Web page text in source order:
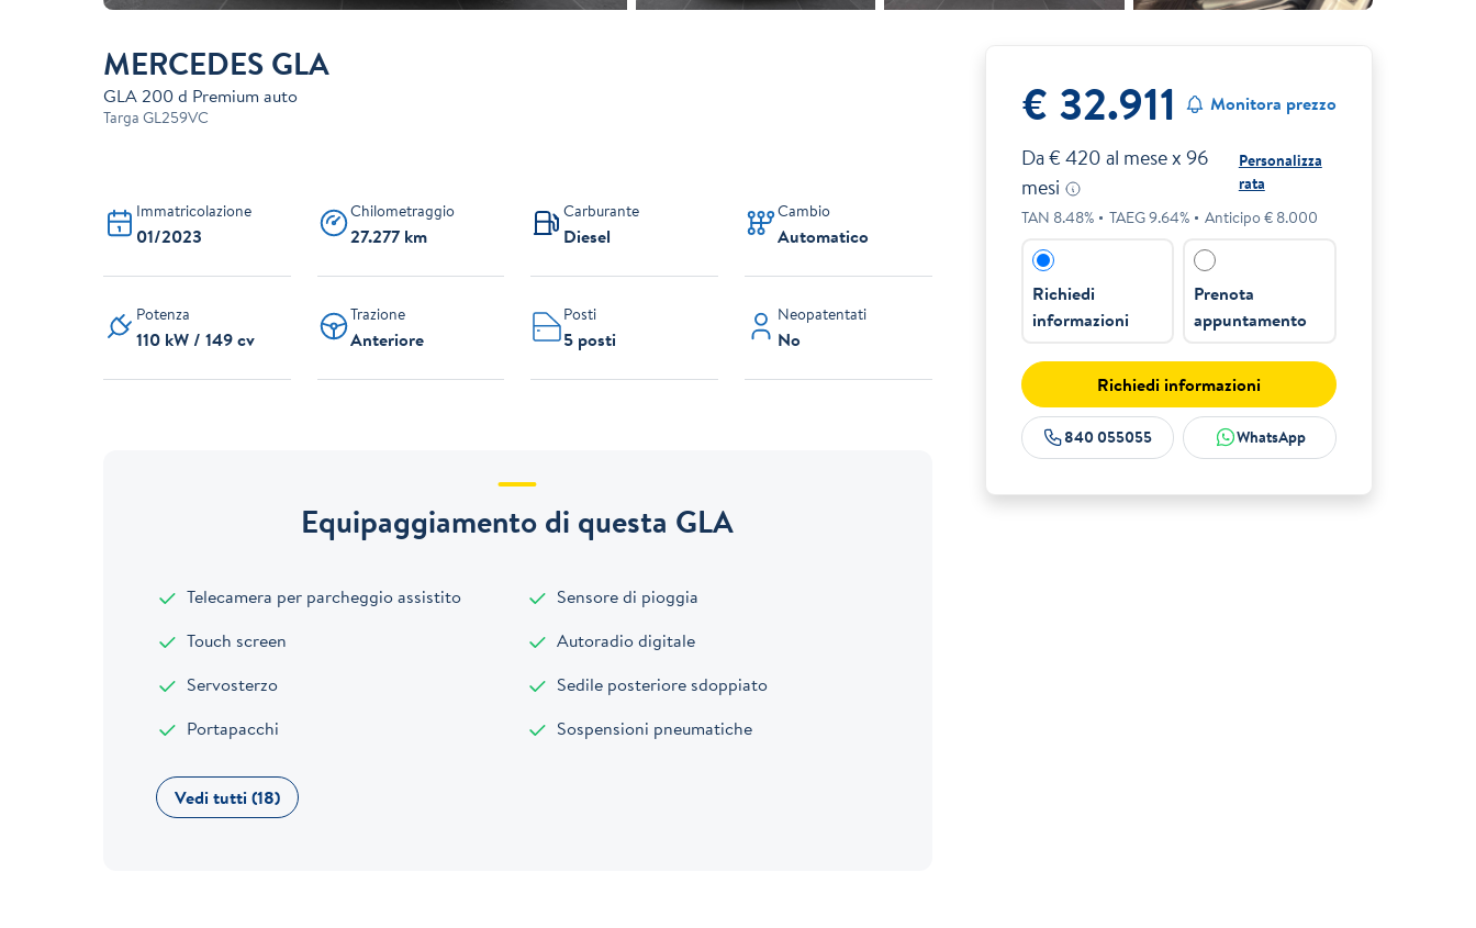
€ 32.911 Monitora prezzo
Da € 420 al mese x 96
mesi
Personalizza
rata
TAN 8.48% TAEG9.64% Anticipo € 8.000
Richiedi
informazioni
Prenota
appuntamento
Richiedi informazioni
840 055055 WhatsApp
MERCEDES GLA
GLA 200 d Premium auto
Targa GL259VC
Immatricolazione
01/2023
Chilometraggio
27.277 km
Carburante
Diesel
Cambio
Automatico
Potenza
110 kW / 149 cv
Trazione
Anteriore
Posti
5 posti
Neopatentati
No
Equipaggiamento di questa GLA
Telecamera per parcheggio assistito
Sensore di pioggia
Touch screen
Autoradio digitale
Servosterzo
Sedile posteriore sdoppiato
Portapacchi
Sospensioni pneumatiche
Vedi tutti (18)